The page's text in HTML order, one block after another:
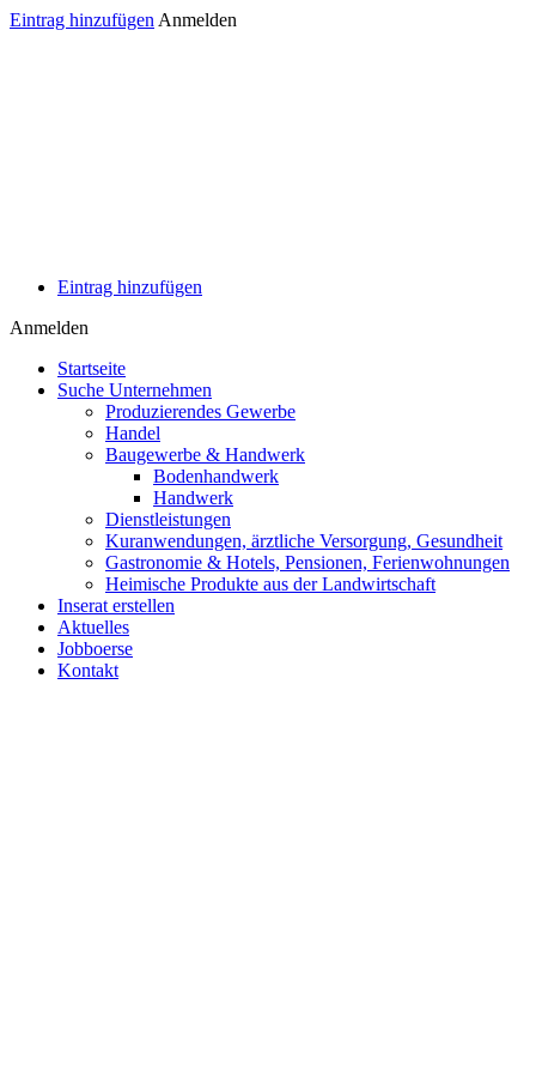
Eintrag hinzufügen Anmelden
Eintrag hinzufügen
Anmelden
Startseite
Suche Unternehmen
Produzierendes Gewerbe
Handel
Baugewerbe & Handwerk
Bodenhandwerk
Handwerk
Dienstleistungen
Kuranwendungen, ärztliche Versorgung, Gesundheit
Gastronomie & Hotels, Pensionen, Ferienwohnungen
Heimische Produkte aus der Landwirtschaft
Inserat erstellen
Aktuelles
Jobboerse
Kontakt